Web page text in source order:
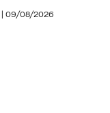
| 09/08/2026